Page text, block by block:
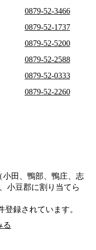
0879-52-3466
0879-52-1737
0879-52-5200
0879-52-2588
0879-52-0333
0879-52-2260
小田、鴨部、鴨庄、志
小豆郡に割り当てら
登録されています。
る